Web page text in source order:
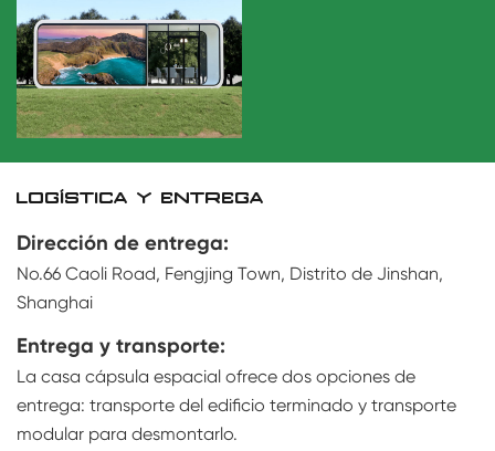
LOGÍSTICA Y ENTREGA
Dirección de entrega:
No.66 Caoli Road, Fengjing Town, Distrito de Jinshan,
Shanghai
Entrega y transporte:
La casa cápsula espacial ofrece dos opciones de
entrega: transporte del edificio terminado y transporte
modular para desmontarlo.